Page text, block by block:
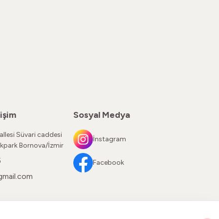
Süvari caddesi
Bornova/İzmir
Sosyal Medya
İnstagram
Facebook